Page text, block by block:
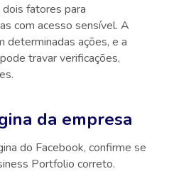
fatores para
com acesso sensível. A
determinadas ações, e a
travar verificações,
da empresa
do Facebook, confirme se
Portfolio correto.